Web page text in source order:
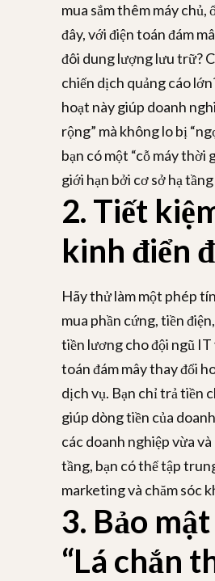
mua sắm thêm máy chủ,
đây, với điện toán đám
đôi dung lượng lưu trữ?
chiến dịch quảng cáo
hoạt này giúp doanh
rộng” mà không lo bị
bạn có một “cỗ máy thời
giới hạn bởi cơ sở hạ
2. Tiết
kinh điển
Hãy thử làm một phép
mua phần cứng, tiền
tiền lương cho đội ngũ
toán đám mây thay đổi
dịch vụ. Bạn chỉ trả tiền
giúp dòng tiền của
các doanh nghiệp vừa
tầng, bạn có thể tập
marketing và chăm sóc
3. Bảo
“Lá chắn